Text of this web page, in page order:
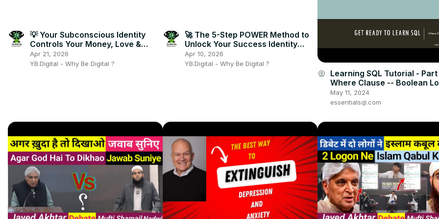
💡 Your Subconscious Identity
Controls Your Money, Love &
Health! 🧠🔥
Apr 21, 2026
YB.Digital - Why Be Digital ?
🚀 The 5-Step POWER Method to
Unlock Your Success Identity
Today! 💎🔥
Apr 10, 2026
YB.Digital - Why Be Digital ?
account_circle Learning SQL Tutorial - Part
Where Clause -- Boolean
Order of Operations |
May 11, 2024
essentialsql.com